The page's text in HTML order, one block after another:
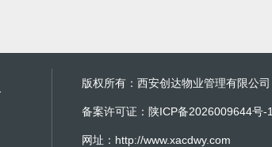
版权所有：西安创达物业管理有限公司
备案许可证： 陕ICP备2026009644号-1
网址：http://www.xacdwy.com